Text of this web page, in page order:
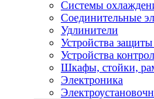
Системы
Соединительные
Удлинители
Устройства
Устройства
Шкафы, стойки,
Электроника